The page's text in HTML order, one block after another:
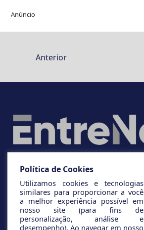
Anúncio
Anterior
Política de Cookies
Utilizamos cookies e tecnologias
similares para proporcionar a você
a melhor experiência possível em
nosso site (para fins de
personalização, análise e
desempenho). Ao navegar em nosso